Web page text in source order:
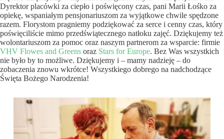
Dyrektor placówki za ciepło i poświęcony czas, pani Marii Łośko za
opiekę, wspaniałym pensjonariuszom za wyjątkowe chwile spędzone
razem. Florystom pragniemy podziękować za serce i cenny czas, który
poświęciliście mimo przedświątecznego natłoku zajęć. Dziękujemy też
wolontariuszom za pomoc oraz naszym partnerom za wsparcie: firmie
VHV Flowes and Greens oraz Stars for Europe. Bez Was wszystkich
nie było by to możliwe. Dziękujemy i – mamy nadzieję – do
zobaczenia znowu wkrótce! Wszystkiego dobrego na nadchodzące
Święta Bożego Narodzenia!